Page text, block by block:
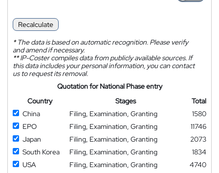
Recalculate
*The data is based on automatic recognition. Please verify
and amend if necessary.
**IP-Coster compiles data from publicly available sources. If
this data includes your personal information, you can contact
us to request its removal.
Quotation for National Phase entry
Country
Stages
Total
China
Filing, Examination, Granting
1580
EPO
Filing, Examination, Granting
11746
Japan
Filing, Examination, Granting
2073
South Korea
Filing, Examination, Granting
1834
USA
Filing, Examination, Granting 4740